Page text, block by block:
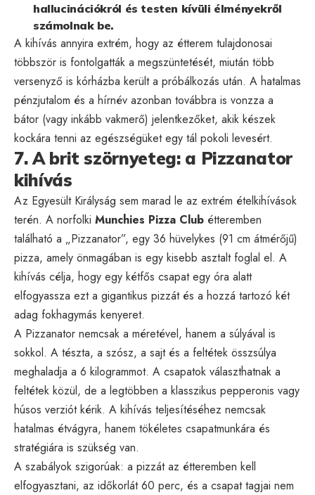
hallucinációkról és testen kívüli élményekről
számolnak be.
A kihívás annyira extrém, hogy az étterem tulajdonosai
többször is fontolgatták a megszüntetését, miután több
versenyző is kórházba került a próbálkozás után. A hatalmas
pénzjutalom és a hírnév azonban továbbra is vonzza a
bátor (vagy inkább vakmerő) jelentkezőket, akik készek
kockára tenni az egészségüket egy tál pokoli levesért.
7. A brit szörnyeteg: a Pizzanator
kihívás
Az Egyesült Királyság sem marad le az extrém ételkihívások
terén. A norfolki Munchies Pizza Club étteremben
található a „Pizzanator”, egy 36 hüvelykes (91 cm átmérőjű)
pizza, amely önmagában is egy kisebb asztalt foglal el. A
kihívás célja, hogy egy kétfős csapat egy óra alatt
elfogyassza ezt a gigantikus pizzát és a hozzá tartozó két
adag fokhagymás kenyeret.
A Pizzanator nemcsak a méretével, hanem a súlyával is
sokkol. A tészta, a szósz, a sajt és a feltétek összsúlya
meghaladja a 6 kilogrammot. A csapatok választhatnak a
feltétek közül, de a legtöbben a klasszikus pepperonis vagy
húsos verziót kérik. A kihívás teljesítéséhez nemcsak
hatalmas étvágyra, hanem tökéletes csapatmunkára és
stratégiára is szükség van.
A szabályok szigorúak: a pizzát az étteremben kell
elfogyasztani, az időkorlát 60 perc, és a csapat tagjai nem